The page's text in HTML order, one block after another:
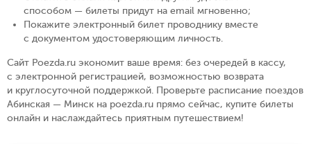
способом — билеты придут на email мгновенно;
Покажите электронный билет проводнику вместе
с документом удостоверяющим личность.
Сайт Poezda.ru экономит ваше время: без очередей в кассу,
с электронной регистрацией, возможностью возврата
и круглосуточной поддержкой. Проверьте расписание поездов
Абинская — Минск на poezda.ru прямо сейчас, купите билеты
онлайн и наслаждайтесь приятным путешествием!